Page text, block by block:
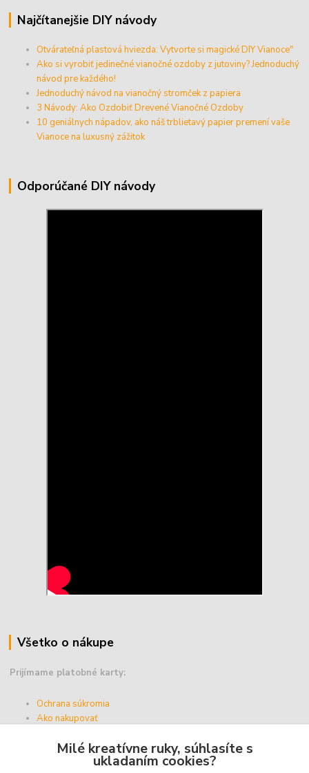
Najčítanejšie DIY návody
Otvárateľná plastová hviezda: Vytvorte si magické DIY Vianoce"
Ako si vyrobiť jedinečné vianočné ozdoby z jutoviny? Jednoduchý
návod pre každého!
Jednoduchý návod na vianočný stromček z papiera
3 Návody: Ako Ozdobiť Drevené Vianočné Ozdoby
10 geniálnych nápadov, ako náš trblietavý papier premení vaše
Vianoce na luxusný zážitok
Odporúčané DIY návody
Všetko o nákupe
Prijímame platobné karty:
Ochrana súkromia
Ako nakupovať
Doprava a platba
Obchodné podmienky
Milé kreatívne ruky, súhlasíte s
ukladaním cookies?